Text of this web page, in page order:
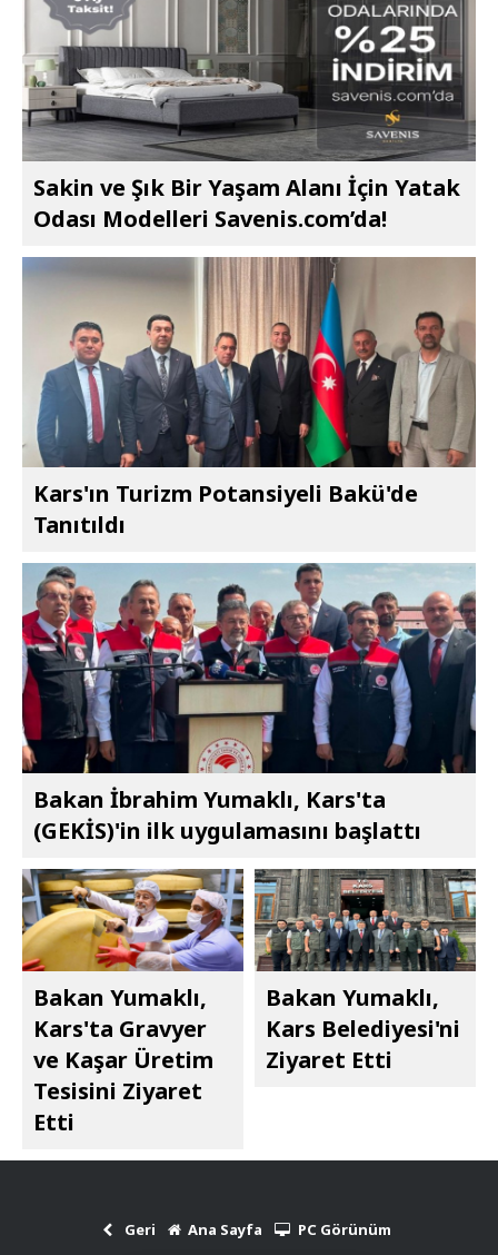
Sakin ve Şık Bir Yaşam Alanı İçin Yatak
Odası Modelleri Savenis.com’da!
Kars'ın Turizm Potansiyeli Bakü'de
Tanıtıldı
Bakan İbrahim Yumaklı, Kars'ta
(GEKİS)'in ilk uygulamasını başlattı
Bakan Yumaklı,
Kars'ta Gravyer
ve Kaşar Üretim
Tesisini Ziyaret
Etti
Bakan Yumaklı,
Kars Belediyesi'ni
Ziyaret Etti
Geri Ana Sayfa PC Görünüm